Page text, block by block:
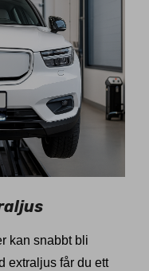
kan snabbt bli
extraljus får du ett